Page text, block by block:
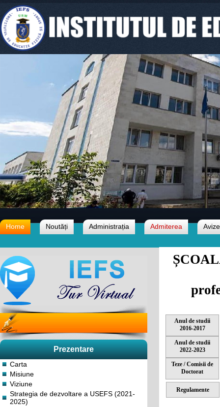
Home Noutăți Administrația Admiterea Avize
Prezentare
Carta
Misiune
Viziune
Strategia de dezvoltare a USEFS (2021-
2025)
Anul de studii
2016-2017
Anul de studii
2022-2023
Teze / Comisii de
Doctorat
Regulamente